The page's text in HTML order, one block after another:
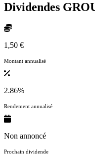
Dividendes
1,50 €
Montant annualisé
2.86%
Rendement annualisé
Non annoncé
Prochain dividende